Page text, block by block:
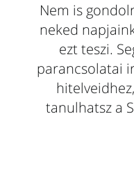
Nem is
neked
ezt teszi.
parancsolatai
tanulhatsz a